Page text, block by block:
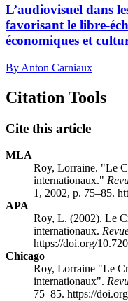
L’audiovisuel dans
favorisant le libre-
économiques et
By Anton Carniaux
Citation Tools
Cite this article
MLA
Roy, Lorraine. "Le
internationaux."
1, 2002, p. 75–85.
APA
Roy, L. (2002). Le
internationaux.
https://doi.org/
Chicago
Roy, Lorraine "Le
internationaux".
75–85. https://